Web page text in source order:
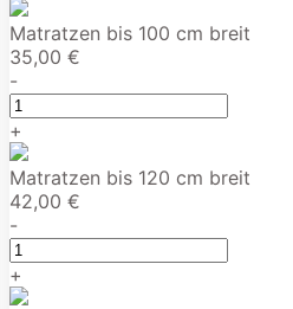
Matratzen bis 100 cm breit
35,00 €
-
+
Matratzen bis 120 cm breit
42,00 €
-
+